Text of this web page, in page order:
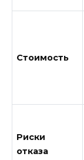
Стоимость
Риски
отказа